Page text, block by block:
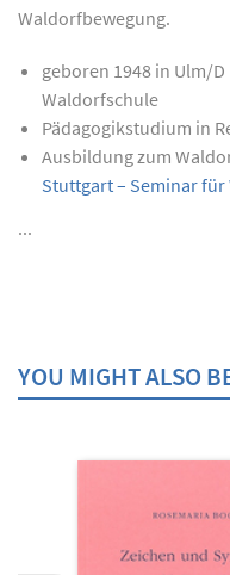
Waldorfbewegung.
geboren 1948 in Ulm/
Waldorfschule
Pädagogikstudium in
Ausbildung zum
Stuttgart – Seminar
...
YOU MIGHT ALSO